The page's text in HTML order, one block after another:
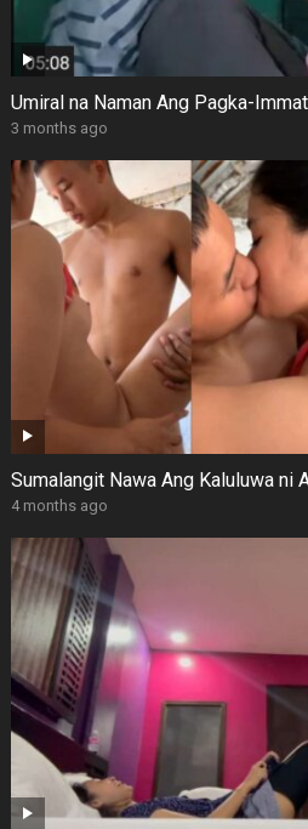
Umiral na Naman Ang Pagka-
3 months ago
Sumalangit Nawa Ang Kaluluwa ni
4 months ago